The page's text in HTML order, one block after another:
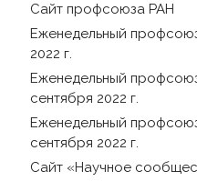
Сайт профсоюза РАН
Еженедельный
2022 г.
Еженедельный
сентября 2022 г.
Еженедельный
сентября 2022 г.
Сайт «Научное